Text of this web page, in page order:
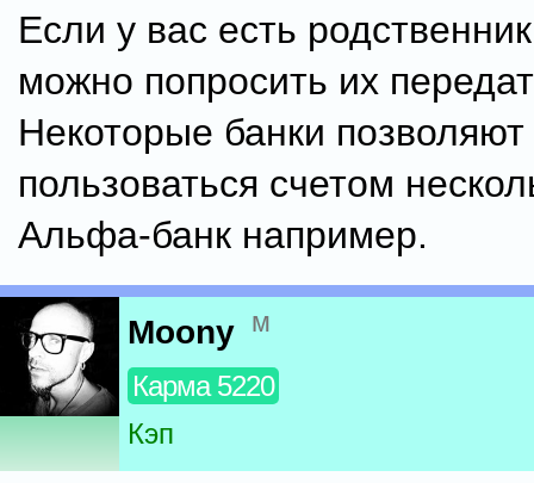
Если у вас есть
можно попросить их
Некоторые банки позволяют
пользоваться счетом
Альфа-банк например.
Moony м
Карма 5220
Кэп